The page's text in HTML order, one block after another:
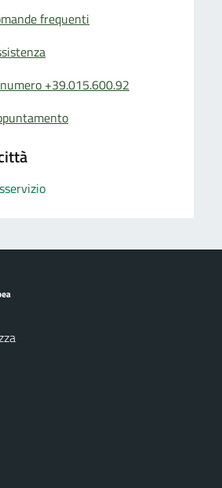
frequenti
+39.015.600.92